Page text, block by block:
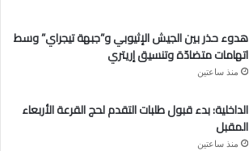
هدوء حذر بين الجيش الإثيوبي و”جبهة تيجراي” وسط
اتهامات متضادّة وتنسيق إريتري
منذ ساعتين
الداخلية: بدء قبول طلبات التقدم لحج القرعة الأربعاء
المقبل
منذ ساعتين